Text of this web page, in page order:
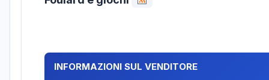
INFORMAZIONI SUL VENDITORE